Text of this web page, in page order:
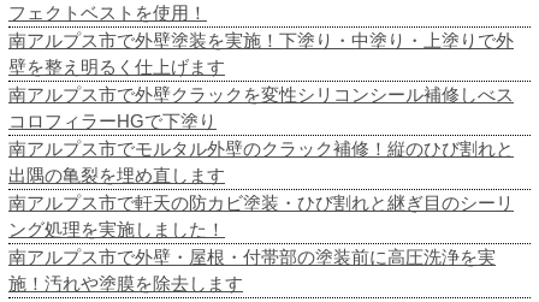
フェクトベストを使用！
南アルプス市で外壁塗装を実施！下塗り・中塗り・上塗りで外
壁を整え明るく仕上げます
南アルプス市で外壁クラックを変性シリコンシール補修しべス
コロフィラーHGで下塗り
南アルプス市でモルタル外壁のクラック補修！縦のひび割れと
出隅の亀裂を埋め直します
南アルプス市で軒天の防カビ塗装・ひび割れと継ぎ目のシーリ
ング処理を実施しました！
南アルプス市で外壁・屋根・付帯部の塗装前に高圧洗浄を実
施！汚れや塗膜を除去します